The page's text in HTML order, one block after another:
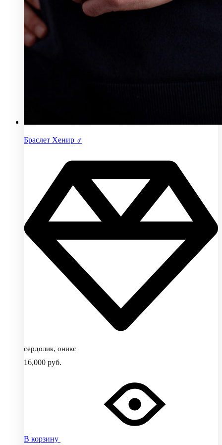
Браслет Хенир ♂
сердолик, оникс
16,000 руб.
В корзину